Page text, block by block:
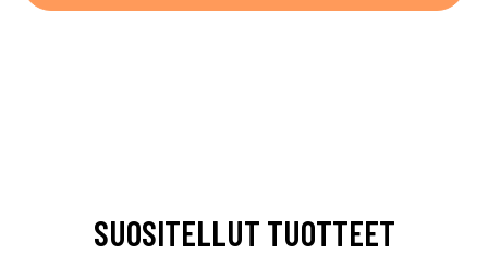
SUOSITELLUT TUOTTEET